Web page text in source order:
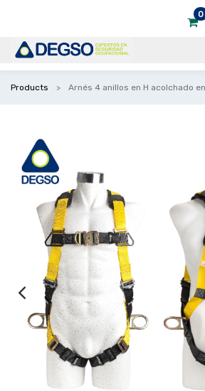
0
Products Arnés 4 anillos en H acolchado